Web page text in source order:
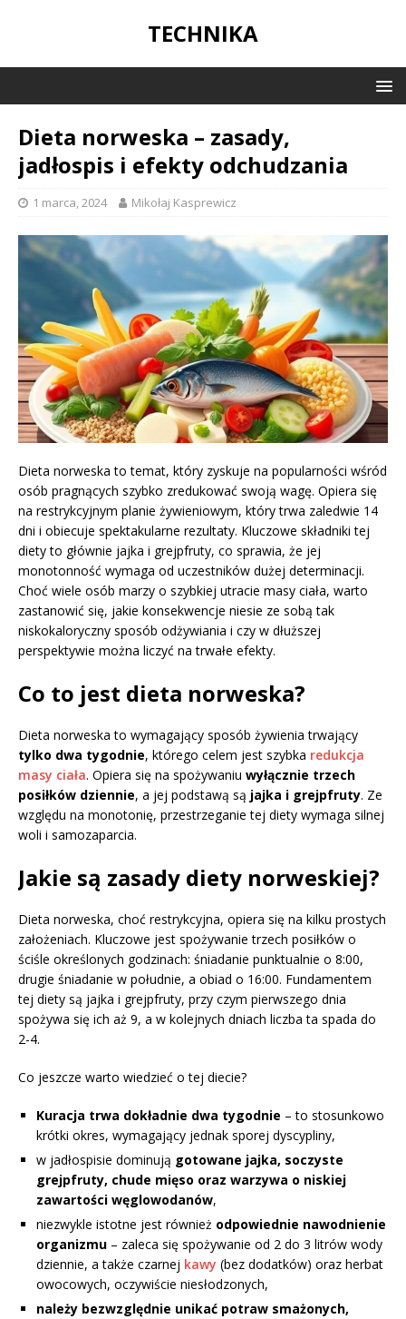
TECHNIKA
Dieta norweska – zasady,
jadłospis i efekty odchudzania
1 marca, 2024 Mikołaj Kasprewicz
Dieta norweska to temat, który zyskuje na popularności wśród
osób pragnących szybko zredukować swoją wagę. Opiera się
na restrykcyjnym planie żywieniowym, który trwa zaledwie 14
dni i obiecuje spektakularne rezultaty. Kluczowe składniki tej
diety to głównie jajka i grejpfruty, co sprawia, że jej
monotonność wymaga od uczestników dużej determinacji.
Choć wiele osób marzy o szybkiej utracie masy ciała, warto
zastanowić się, jakie konsekwencje niesie ze sobą tak
niskokaloryczny sposób odżywiania i czy w dłuższej
perspektywie można liczyć na trwałe efekty.
Co to jest dieta norweska?
Dieta norweska to wymagający sposób żywienia trwający
tylko dwa tygodnie, którego celem jest szybka redukcja
masy ciała. Opiera się na spożywaniu wyłącznie trzech
posiłków dziennie, a jej podstawą są jajka i grejpfruty. Ze
względu na monotonię, przestrzeganie tej diety wymaga silnej
woli i samozaparcia.
Jakie są zasady diety norweskiej?
Dieta norweska, choć restrykcyjna, opiera się na kilku prostych
założeniach. Kluczowe jest spożywanie trzech posiłków o
ściśle określonych godzinach: śniadanie punktualnie o 8:00,
drugie śniadanie w południe, a obiad o 16:00. Fundamentem
tej diety są jajka i grejpfruty, przy czym pierwszego dnia
spożywa się ich aż 9, a w kolejnych dniach liczba ta spada do
2-4.
Co jeszcze warto wiedzieć o tej diecie?
Kuracja trwa dokładnie dwa tygodnie – to stosunkowo
krótki okres, wymagający jednak sporej dyscypliny,
w jadłospisie dominują gotowane jajka, soczyste
grejpfruty, chude mięso oraz warzywa o niskiej
zawartości węglowodanów,
niezwykle istotne jest również odpowiednie nawodnienie
organizmu – zaleca się spożywanie od 2 do 3 litrów wody
dziennie, a także czarnej kawy (bez dodatków) oraz herbat
owocowych, oczywiście niesłodzonych,
należy bezwzględnie unikać potraw smażonych,